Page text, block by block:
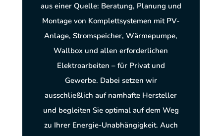
aus einer Quelle: Beratung, Planung und
Montage von Komplettsystemen mit PV-
Anlage, Stromspeicher, Wärmepumpe,
Wallbox und allen erforderlichen
Elektroarbeiten – für Privat und
Gewerbe. Dabei setzen wir
ausschließlich auf namhafte Hersteller
und begleiten Sie optimal auf dem Weg
zu Ihrer Energie-Unabhängigkeit. Auch